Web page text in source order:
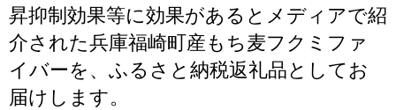
昇抑制効果等に効果があるとメディアで紹
介された兵庫福崎町産もち麦フクミファ
イバーを、ふるさと納税返礼品としてお
届けします。